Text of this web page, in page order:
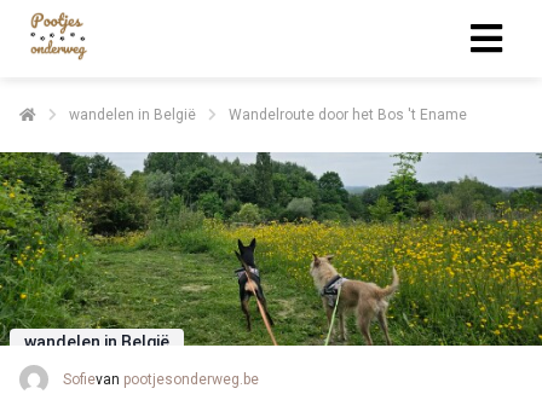
wandelen in België Wandelroute door het Bos 't Ename
wandelen in België
Sofievan pootjesonderweg.be